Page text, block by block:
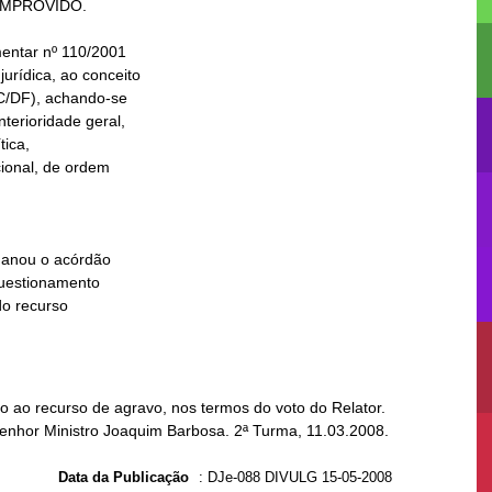
ao recurso de agravo, nos termos do voto do Relator.
Ministro Joaquim Barbosa. 2ª Turma, 11.03.2008.
Data da Publicação : DJe-088 DIVULG 15-05-2008